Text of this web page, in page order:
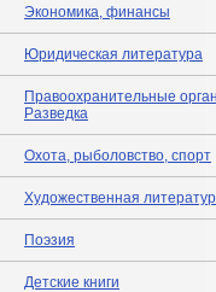
Экономика, финансы
Юридическая литература
Правоохранительные
Разведка
Охота, рыболовство, спорт
Художественная
Поэзия
Детские книги